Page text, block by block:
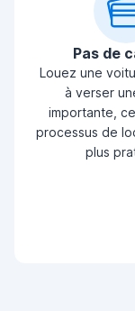
Pas de
Louez une
à verser
importante,
processus de
plus